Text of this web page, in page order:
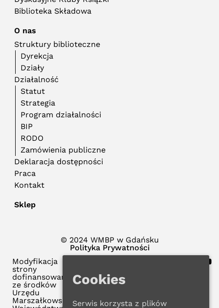
Biblioteka Składowa
O nas
Struktury biblioteczne
Dyrekcja
Działy
Działalność
Statut
Strategia
Program działalności
BIP
RODO
Zamówienia publiczne
Deklaracja dostępności
Praca
Kontakt
Sklep
© 2024 WMBP w Gdańsku
Polityka Prywatności
Modyfikacja
strony
dofinansowana
ze środków
Urzędu
Marszałkowskiego
Cookies
Serwis korzysta z plików